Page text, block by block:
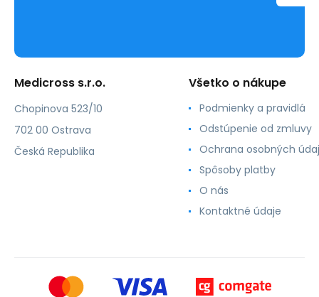
Medicross s.r.o.
Chopinova 523/10
702 00 Ostrava
Česká Republika
Všetko o nákupe
Podmienky a pravidlá
Odstúpenie od zmluvy
Ochrana osobných
Spôsoby platby
O nás
Kontaktné údaje